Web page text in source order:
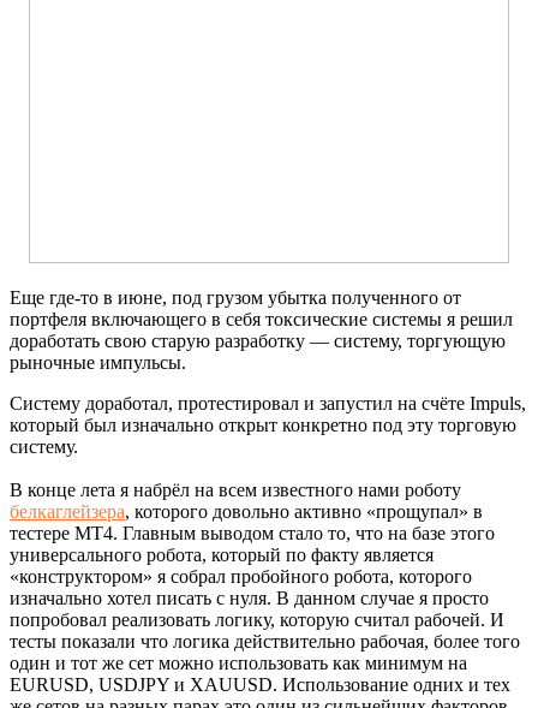
Еще где-то в июне, под грузом убытка полученного от
портфеля включающего в себя токсические системы я решил
доработать свою старую разработку — систему, торгующую
рыночные импульсы.
Систему доработал, протестировал и запустил на счёте Impuls,
который был изначально открыт конкретно под эту торговую
систему.
В конце лета я набрёл на всем известного нами роботу
белкаглейзера, которого довольно активно «прощупал» в
тестере МТ4. Главным выводом стало то, что на базе этого
универсального робота, который по факту является
«конструктором» я собрал пробойного робота, которого
изначально хотел писать с нуля. В данном случае я просто
попробовал реализовать логику, которую считал рабочей. И
тесты показали что логика действительно рабочая, более того
один и тот же сет можно использовать как минимум на
EURUSD, USDJPY и XAUUSD. Использование одних и тех